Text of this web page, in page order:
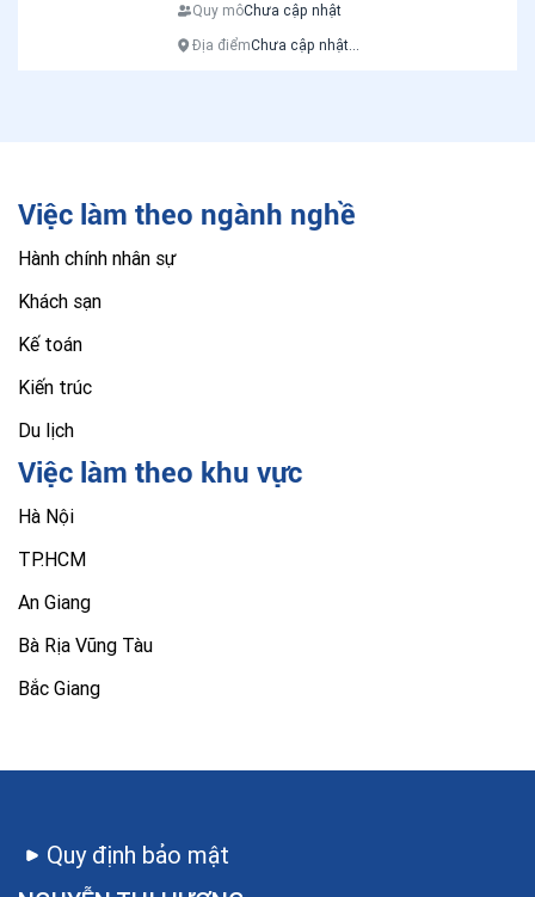
Quy môChưa cập nhật
Địa điểmChưa cập nhật...
Việc làm theo ngành nghề
Hành chính nhân sự
Khách sạn
Kế toán
Kiến trúc
Du lịch
Việc làm theo khu vực
Hà Nội
TP.HCM
An Giang
Bà Rịa Vũng Tàu
Bắc Giang
Quy định bảo mật